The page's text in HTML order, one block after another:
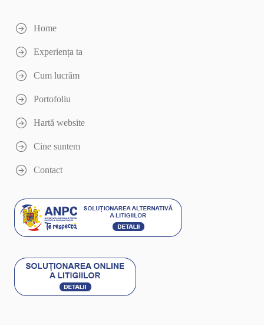
Home
Experiența ta
Cum lucrăm
Portofoliu
Hartă website
Cine suntem
Contact